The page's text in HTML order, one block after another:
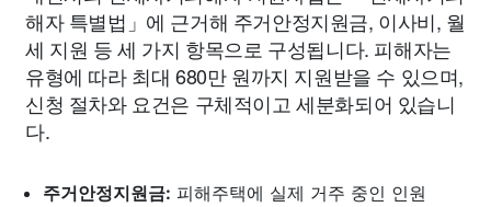
해자 특별법」에 근거해 주거안정지원금, 이사비, 월
세 지원 등 세 가지 항목으로 구성됩니다. 피해자는
유형에 따라 최대 680만 원까지 지원받을 수 있으며,
신청 절차와 요건은 구체적이고 세분화되어 있습니
다.
주거안정지원금: 피해주택에 실제 거주 중인 인원